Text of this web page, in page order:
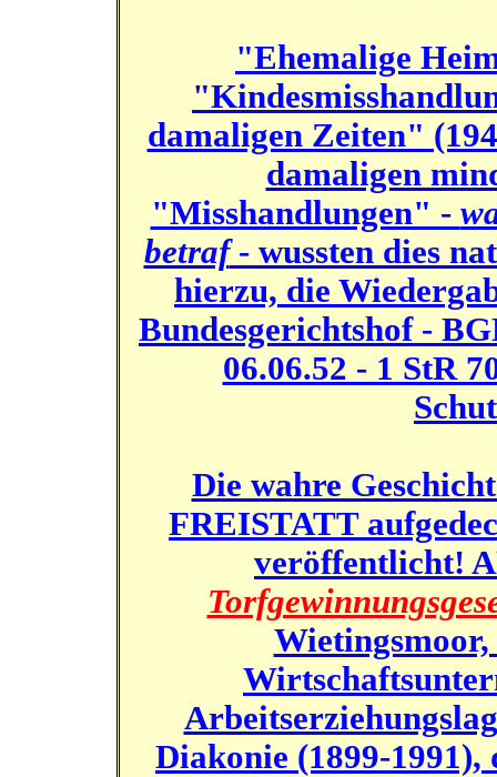
"Ehemalige
damaligen Zeiten"
damaligen
"Misshandlungen" -
betraf- wussten dies
hierzu, die
Bundesgerichtshof -
06.06.52 - 1 StR
Die wahre
FREISTATT
veröffentlicht!
Diakonie (1899-1991),